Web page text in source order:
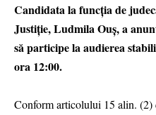
Candidata la funcția de
Justiție, Ludmila Ouș, a
să participe la audierea
ora 12:00.
Conform articolului 15 alin.